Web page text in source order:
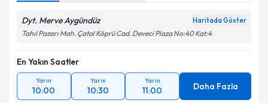
Dyt. Merve Aygündüz Haritada Göster
Tahıl Pazarı Mah. Çatal Köprü Cad. Deveci Plaza No:40 Kat:4
En Yakın Saatler
Yarın
10:00
Yarın
10:30
Yarın
11:00 Daha Fazla